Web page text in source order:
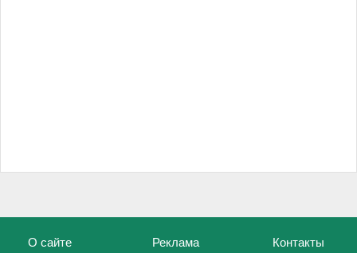
О сайте Реклама Контакты